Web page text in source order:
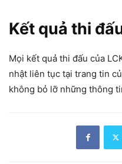
Kết quả thi
Mọi kết quả thi đấu của
nhật liên tục tại trang tin
không bỏ lỡ những thông